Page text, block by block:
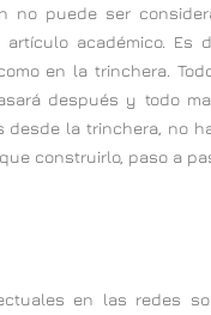
no puede ser
académico.
en la trinchera.
después y todo
desde la trinchera, no
construirlo, paso a
en las redes